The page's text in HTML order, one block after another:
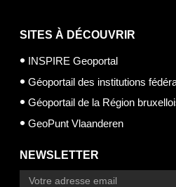
SITES À DÉCOUVRIR
INSPIRE Geoportal
Géoportail des institutions
Géoportail de la Région
GeoPunt Vlaanderen
NEWSLETTER